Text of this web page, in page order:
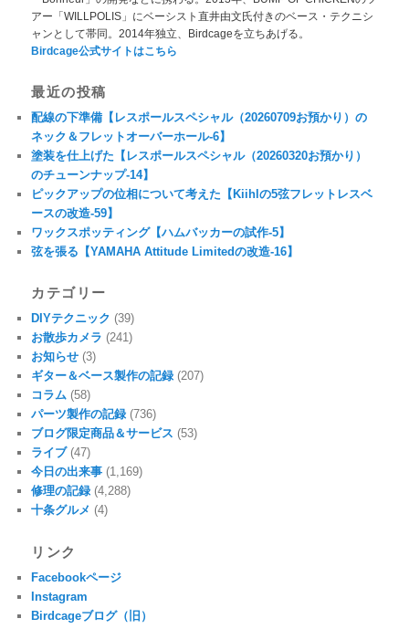
アー「WILLPOLIS」にベーシスト直井由文氏付きのベース・テクニシ
ャンとして帯同。2014年独立、Birdcageを立ちあげる。
Birdcage公式サイトはこちら
最近の投稿
配線の下準備【レスポールスペシャル（20260709お預かり）の
ネック＆フレットオーバーホール-6】
塗装を仕上げた【レスポールスペシャル（20260320お預かり）
のチューンナップ-14】
ピックアップの位相について考えた【Kiihlの5弦フレットレスベ
ースの改造-59】
ワックスポッティング【ハムバッカーの試作-5】
弦を張る【YAMAHA Attitude Limitedの改造-16】
カテゴリー
DIYテクニック (39)
お散歩カメラ (241)
お知らせ (3)
ギター＆ベース製作の記録 (207)
コラム (58)
パーツ製作の記録 (736)
ブログ限定商品＆サービス (53)
ライブ(47)
今日の出来事 (1,169)
修理の記録 (4,288)
十条グルメ (4)
リンク
Facebookページ
Instagram
Birdcageブログ（旧）